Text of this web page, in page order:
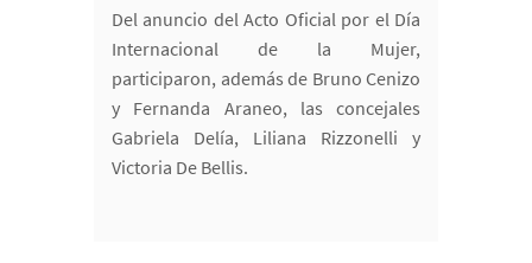
Del anuncio del Acto Oficial por el Día
Internacional de la Mujer,
participaron, además de Bruno Cenizo
y Fernanda Araneo, las concejales
Gabriela Delía, Liliana Rizzonelli y
Victoria De Bellis.